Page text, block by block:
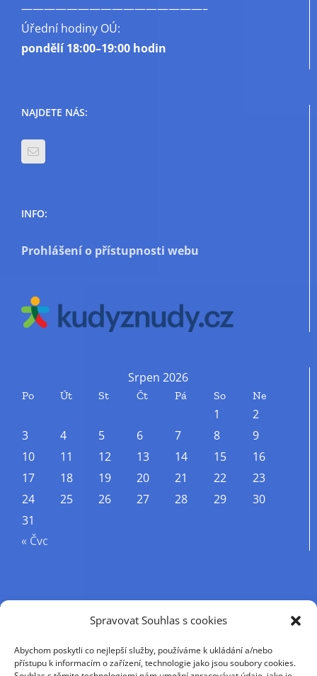
Spravovat Souhlas s cookies
Abychom poskytli co nejlepší služby, používáme k ukládání a/nebo
přístupu k informacím o zařízení, technologie jako jsou soubory cookies.
————————————————–
Úřední hodiny OÚ:
pondělí18:00–19:00 hodin
NAJDETE NÁS:
INFO:
Prohlášení o přístupnosti webu
Srpen 2026
Po Út St Čt Pá So Ne
1
2
3
4 5 6 7 8
9
10
11 12 13 14 15
16
17
18 19 20 21 22
23
24
25 26 27 28 29
30
31
« Čvc
Příjmení
Křestní jméno